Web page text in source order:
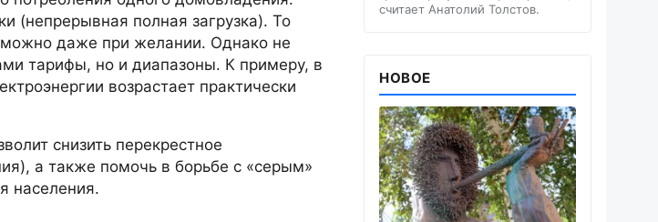
(непрерывная полная загрузка). То
даже при желании. Однако не
тарифы, но и диапазоны. К примеру, в
возрастает практически
снизить перекрестное
а также помочь в борьбе с «серым»
населения.
считает Анатолий Толстов.
НОВОЕ